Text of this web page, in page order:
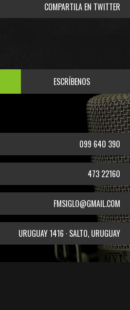
COMPARTILA EN TWITTER
ESCRÍBENOS
099 640 390
473 22160
FMSIGLO@GMAIL.COM
URUGUAY 1416 · SALTO, URUGUAY